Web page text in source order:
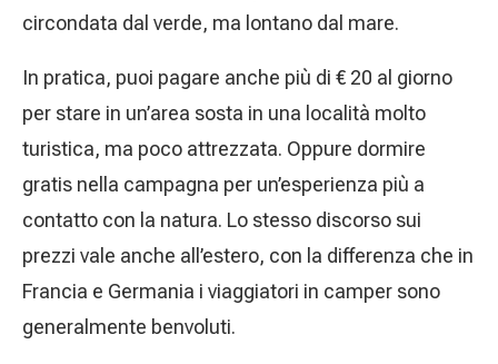
circondata dal verde, ma lontano dal mare.
In pratica, puoi pagare anche più di € 20 al giorno
per stare in un’area sosta in una località molto
turistica, ma poco attrezzata. Oppure dormire
gratis nella campagna per un’esperienza più a
contatto con la natura. Lo stesso discorso sui
prezzi vale anche all’estero, con la differenza che in
Francia e Germania i viaggiatori in camper sono
generalmente benvoluti.